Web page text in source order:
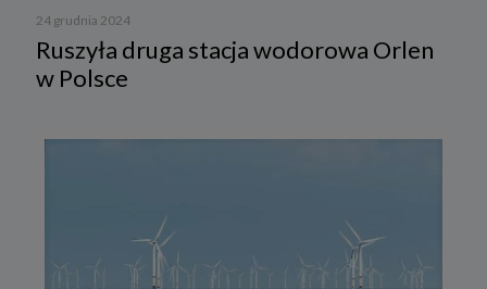
24 grudnia 2024
Ruszyła druga stacja wodorowa Orlen
w Polsce